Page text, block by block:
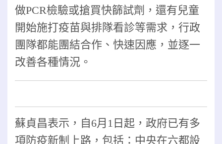
做PCR檢驗或搶買快篩試劑，還有兒童
開始施打疫苗與排隊看診等需求，行政
團隊都能團結合作、快速因應，並逐一
改善各種情況。
蘇貞昌表示，自6月1日起，政府已有多
項防疫新制上路，包括：中央在六都設